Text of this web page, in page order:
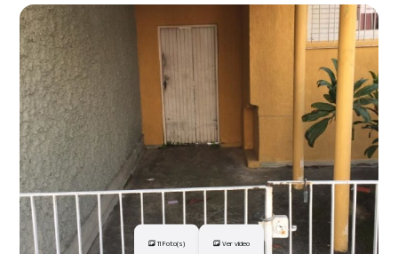
11 Foto(s) Ver vídeo